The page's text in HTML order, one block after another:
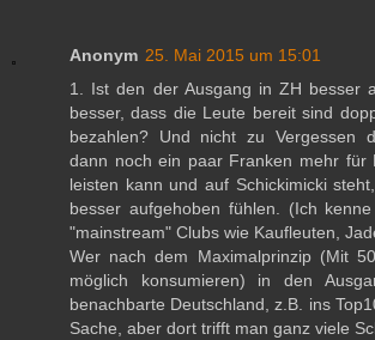
Anonym 25. Mai 2015 um 15:01
1. Ist den der Ausgang in ZH besser
besser, dass die Leute bereit sind
bezahlen? Und nicht zu Vergessen
dann noch ein paar Franken mehr für
leisten kann und auf Schickimicki
besser aufgehoben fühlen. (Ich
"mainstream" Clubs wie Kaufleuten,
Wer nach dem Maximalprinzip (Mit
möglich konsumieren) in den
benachbarte Deutschland, z.B. ins
Sache, aber dort trifft man ganz viele